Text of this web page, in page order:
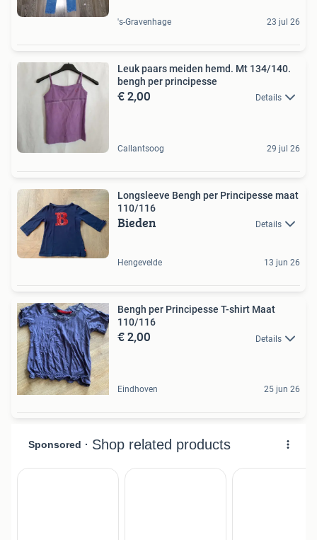
's-Gravenhage 23 jul 26
Leuk paars meiden hemd. Mt 134/140.
bengh per principesse
€ 2,00 Details
Callantsoog 29 jul 26
Longsleeve Bengh per Principesse maat
110/116
Bieden Details
Hengevelde 13 jun 26
Bengh per Principesse T-shirt Maat
110/116
€ 2,00 Details
Eindhoven 25 jun 26